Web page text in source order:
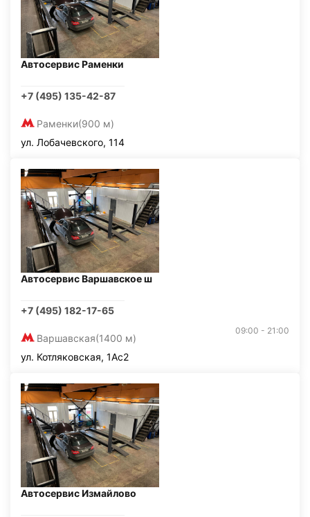
Автосервис Раменки
+7 (495) 135-42-87
Раменки(900 м)
ул. Лобачевского, 114
Автосервис Варшавское ш
+7 (495) 182-17-65
Варшавская(1400 м)
09:00 - 21:00
ул. Котляковская, 1Ас2
Автосервис Измайлово